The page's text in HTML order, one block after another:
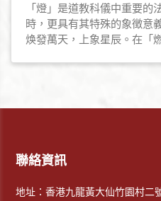
「燈」是道教科儀中重要
時，更具有其特殊的象徴意
焕發萬天，上象星辰。在「
聯絡資訊
地址：香港九龍黃大仙竹園村二